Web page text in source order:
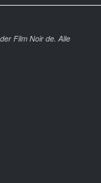
Film Noir de. Alle